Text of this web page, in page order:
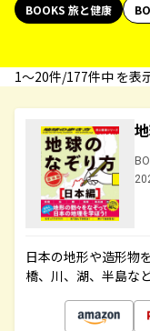
BOOKS 旅と健康
1〜20件/177件中 を表
日本の地形や造形物
橋、川、湖、半島な